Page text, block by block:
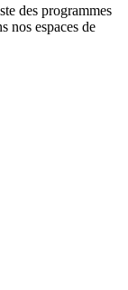
des programmes
nos espaces de